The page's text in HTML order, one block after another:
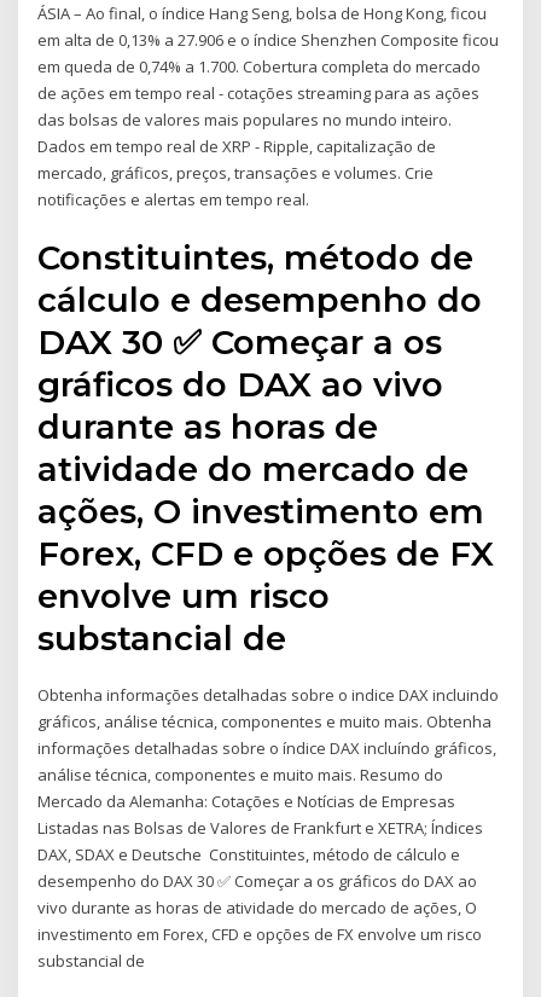
ÁSIA – Ao final, o índice Hang Seng, bolsa de Hong Kong, ficou
em alta de 0,13% a 27.906 e o índice Shenzhen Composite ficou
em queda de 0,74% a 1.700. Cobertura completa do mercado
de ações em tempo real - cotações streaming para as ações
das bolsas de valores mais populares no mundo inteiro.
Dados em tempo real de XRP - Ripple, capitalização de
mercado, gráficos, preços, transações e volumes. Crie
notificações e alertas em tempo real.
Constituintes, método de
cálculo e desempenho do
DAX 30 ✅ Começar a os
gráficos do DAX ao vivo
durante as horas de
atividade do mercado de
ações, O investimento em
Forex, CFD e opções de FX
envolve um risco
substancial de
Obtenha informações detalhadas sobre o indice DAX incluindo
gráficos, análise técnica, componentes e muito mais. Obtenha
informações detalhadas sobre o índice DAX incluíndo gráficos,
análise técnica, componentes e muito mais. Resumo do
Mercado da Alemanha: Cotações e Notícias de Empresas
Listadas nas Bolsas de Valores de Frankfurt e XETRA; Índices
DAX, SDAX e Deutsche Constituintes, método de cálculo e
desempenho do DAX 30 ✅ Começar a os gráficos do DAX ao
vivo durante as horas de atividade do mercado de ações, O
investimento em Forex, CFD e opções de FX envolve um risco
substancial de